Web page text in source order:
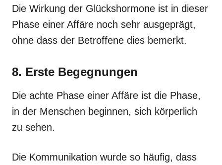
Die Wirkung der Glückshormone ist in dieser
Phase einer Affäre noch sehr ausgeprägt,
ohne dass der Betroffene dies bemerkt.
8. Erste Begegnungen
Die achte Phase einer Affäre ist die Phase,
in der Menschen beginnen, sich körperlich
zu sehen.
Die Kommunikation wurde so häufig, dass